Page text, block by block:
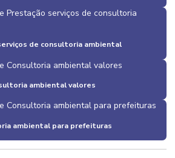
de consultoria ambiental
ambiental valores
ambiental para prefeituras